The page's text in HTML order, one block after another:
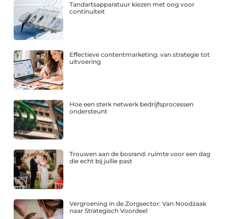
Tandartsapparatuur kiezen met oog voor
continuïteit
Effectieve contentmarketing: van strategie tot
uitvoering
Hoe een sterk netwerk bedrijfsprocessen
ondersteunt
Trouwen aan de bosrand: ruimte voor een dag
die echt bij jullie past
Vergroening in de Zorgsector: Van Noodzaak
naar Strategisch Voordeel